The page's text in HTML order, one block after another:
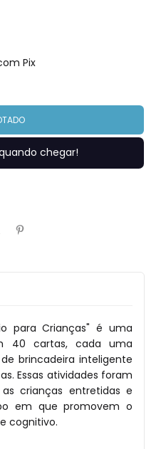
Pix
chegar!
para Crianças" é uma
40 cartas, cada uma
brincadeira inteligente
Essas atividades foram
crianças entretidas e
em que promovem o
cognitivo.